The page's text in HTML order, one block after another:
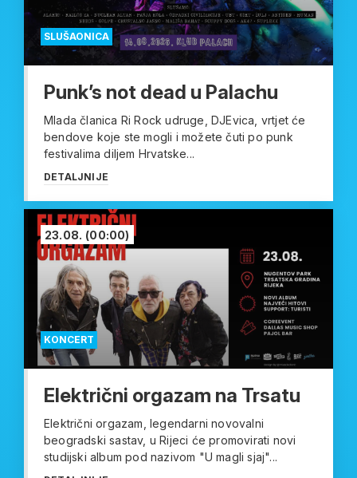
SLUŠAONICA
Punk’s not dead u Palachu
Mlada članica Ri Rock udruge, DJEvica, vrtjet će
bendove koje ste mogli i možete čuti po punk
festivalima diljem Hrvatske...
DETALJNIJE
KONCERT
23.08. (00:00)
Električni orgazam na Trsatu
Električni orgazam, legendarni novovalni
beogradski sastav, u Rijeci će promovirati novi
studijski album pod nazivom "U magli sjaj"...